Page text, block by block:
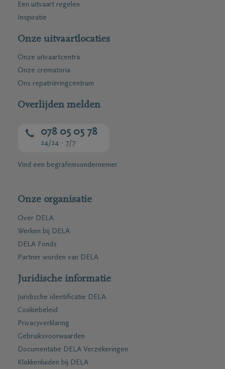
Een uitvaart regelen
Inspiratie
Onze uitvaartlocaties
Onze uitvaartcentra
Onze crematoria
Ons repatriëringcentrum
Overlijden melden
078 05 05 78
24/24 - 7/7
Vind een begrafenisondernemer
Onze organisatie
Over DELA
Werken bij DELA
DELA Fonds
Partner worden van DELA
Juridische informatie
Juridische identificatie DELA
Cookiebeleid
Privacyverklaring
Gebruiksvoorwaarden
Documentatie DELA Verzekeringen
Klokkenluiden bij DELA